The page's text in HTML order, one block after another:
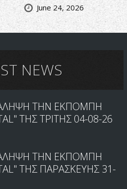
June 24, 2026
NEWS
ΤΗΝ ΕΚΠΟΜΠΗ
ΤΗΣ ΤΡΙΤΗΣ 04-08-26
ΤΗΝ ΕΚΠΟΜΠΗ
ΤΗΣ ΠΑΡΑΣΚΕΥΗΣ 31-